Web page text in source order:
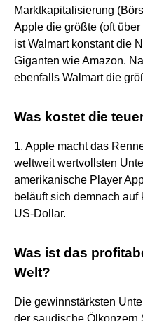
Marktkapitalisierung
Apple die größte (oft
ist Walmart konstant die
Giganten wie Amazon.
ebenfalls Walmart die
Was kostet die
1. Apple macht das
weltweit wertvollsten
amerikanische Player
beläuft sich demnach
US-Dollar.
Was ist das
Welt?
Die gewinnstärksten
der saudische Ölkonzern